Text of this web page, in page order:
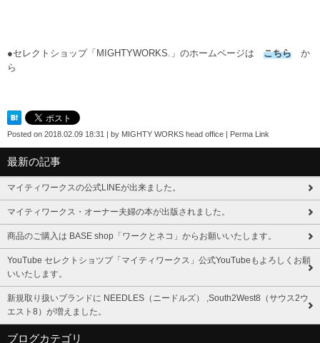
●セレクトショップ「MIGHTYWORKS.」のホームページは こちら か
ら
Posted on 2018.02.09 18:31 | by MIGHTY WORKS head office | Perma Link
最新の記事
マイティワークスの公式LINEが出来ました。
マイティワークス・オーナー夫婦の本が出版されました。
商品のご購入は BASE shop「ワークとネコ」からお願いいたします。
YouTube セレクトショツプ「マイティワークス」公式YouTubeもよろしくお願
いいたします。
新規取り扱いブランドに NEEDLES（ニードルズ） ,South2West8（サウス2ウ
エスト8）が増えました。
ブログカテゴリ